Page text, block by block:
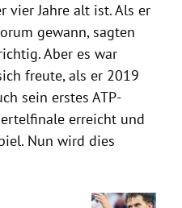
vier Jahre alt ist. Als er
gewann, sagten
Aber es war
freute, als er 2019
sein erstes ATP-
erreicht und
Nun wird dies